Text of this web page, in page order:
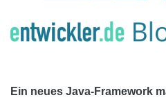
Ein neues Java-Framework